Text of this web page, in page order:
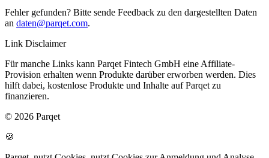
Fehler gefunden? Bitte sende Feedback zu den dargestellten Daten
an daten@parqet.com.
Link Disclaimer
Für manche Links kann Parqet Fintech GmbH eine Affiliate-
Provision erhalten wenn Produkte darüber erworben werden. Dies
hilft dabei, kostenlose Produkte und Inhalte auf Parqet zu
finanzieren.
© 2026 Parqet
🍪